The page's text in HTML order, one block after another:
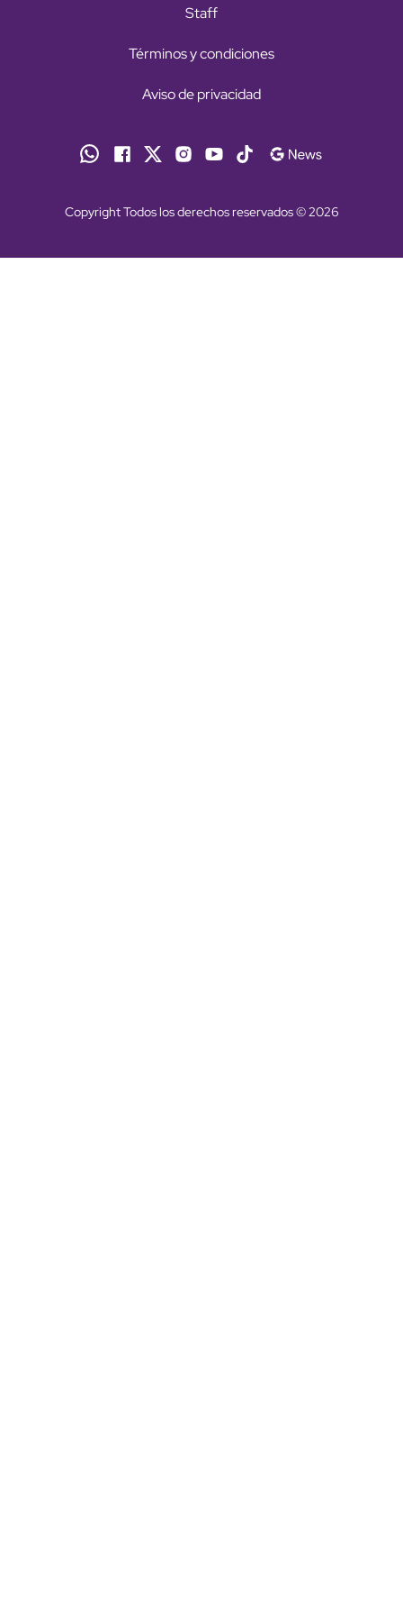
Staff
Términos y condiciones
Aviso de privacidad
Copyright Todos los derechos reservados © 2026